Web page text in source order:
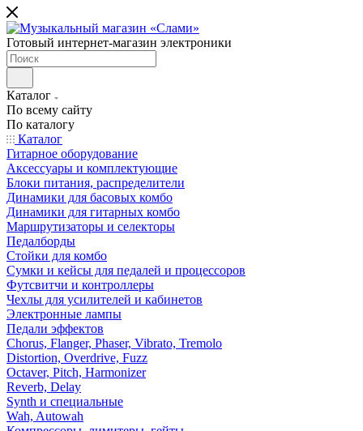
Готовый интернет-магазин электроники
Каталог
По всему сайту
По каталогу
Каталог
Гитарное оборудование
Аксессуары и комплектующие
Блоки питания, распределители
Динамики для басовых комбо
Динамики для гитарных комбо
Маршрутизаторы и селекторы
Педалборды
Стойки для комбо
Сумки и кейсы для педалей и процессоров
Футсвитчи и контроллеры
Чехлы для усилителей и кабинетов
Электронные лампы
Педали эффектов
Chorus, Flanger, Phaser, Vibrato, Tremolo
Distortion, Overdrive, Fuzz
Octaver, Pitch, Harmonizer
Reverb, Delay
Synth и специальные
Wah, Autowah